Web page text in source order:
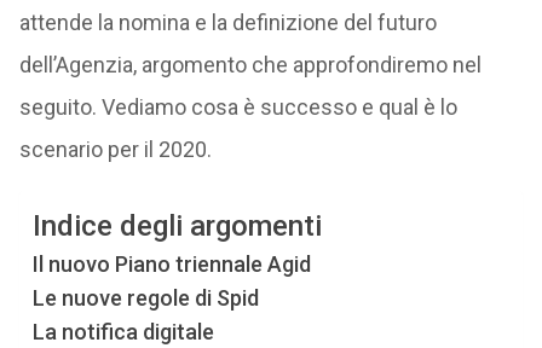
attende la nomina e la definizione del futuro
dell’Agenzia, argomento che approfondiremo nel
seguito. Vediamo cosa è successo e qual è lo
scenario per il 2020.
Indice degli argomenti
Il nuovo Piano triennale Agid
Le nuove regole di Spid
La notifica digitale